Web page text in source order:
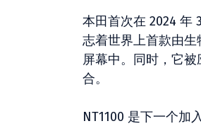
本田首次在 2024 年
志着世界上首款由生
屏幕中。同时，它
合。
NT1100 是下一个加